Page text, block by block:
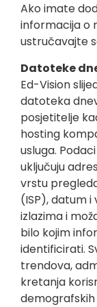
Ako imate
informacija o
ustručavajte
Datoteke
Ed-Vision
datoteka
posjetitelje
hosting
usluga.
uključuju
vrstu
(ISP), datum
izlazima i
bilo kojim
identificirati.
trendova,
kretanja